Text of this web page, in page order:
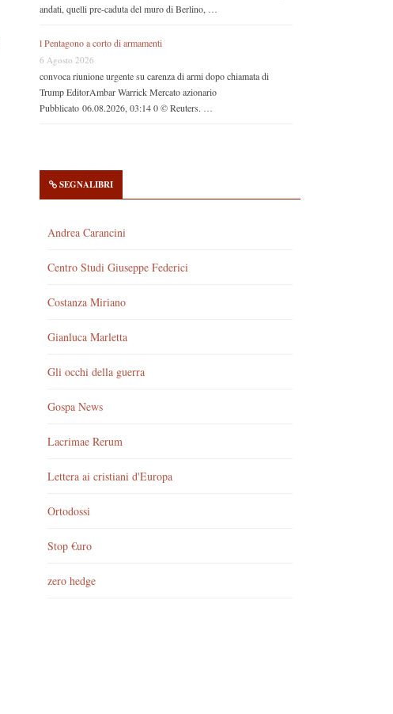
andati, quelli pre-caduta del muro di Berlino, …
l Pentagono a corto di armamenti
6 Agosto 2026
convoca riunione urgente su carenza di armi dopo chiamata di
Trump EditorAmbar Warrick Mercato azionario
Pubblicato 06.08.2026, 03:14 0 © Reuters. …
SEGNALIBRI
Andrea Carancini
Centro Studi Giuseppe Federici
Costanza Miriano
Gianluca Marletta
Gli occhi della guerra
Gospa News
Lacrimae Rerum
Lettera ai cristiani d'Europa
Ortodossi
Stop €uro
zero hedge